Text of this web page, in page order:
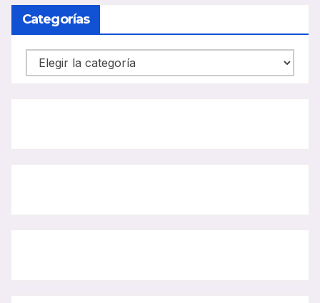
BUS
Categorías
Categorías